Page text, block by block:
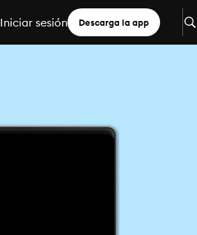
Iniciar sesión Descarga la app